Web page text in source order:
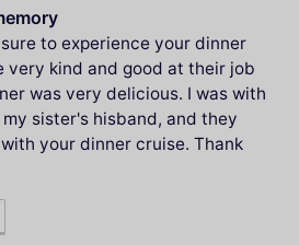
to experience your dinner
very kind and good at their job
was very delicious. I was with
sister's hisband, and they
your dinner cruise. Thank